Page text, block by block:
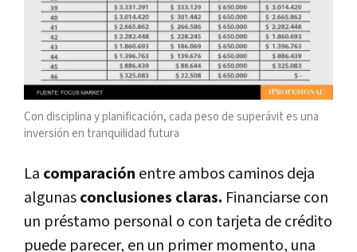
Con disciplina y planificación, cada peso de superávit es una
inversión en tranquilidad futura
La comparación entre ambos caminos deja
algunasconclusiones claras. Financiarse con
un préstamo personal o con tarjeta de crédito
puede parecer, en un primer momento, una